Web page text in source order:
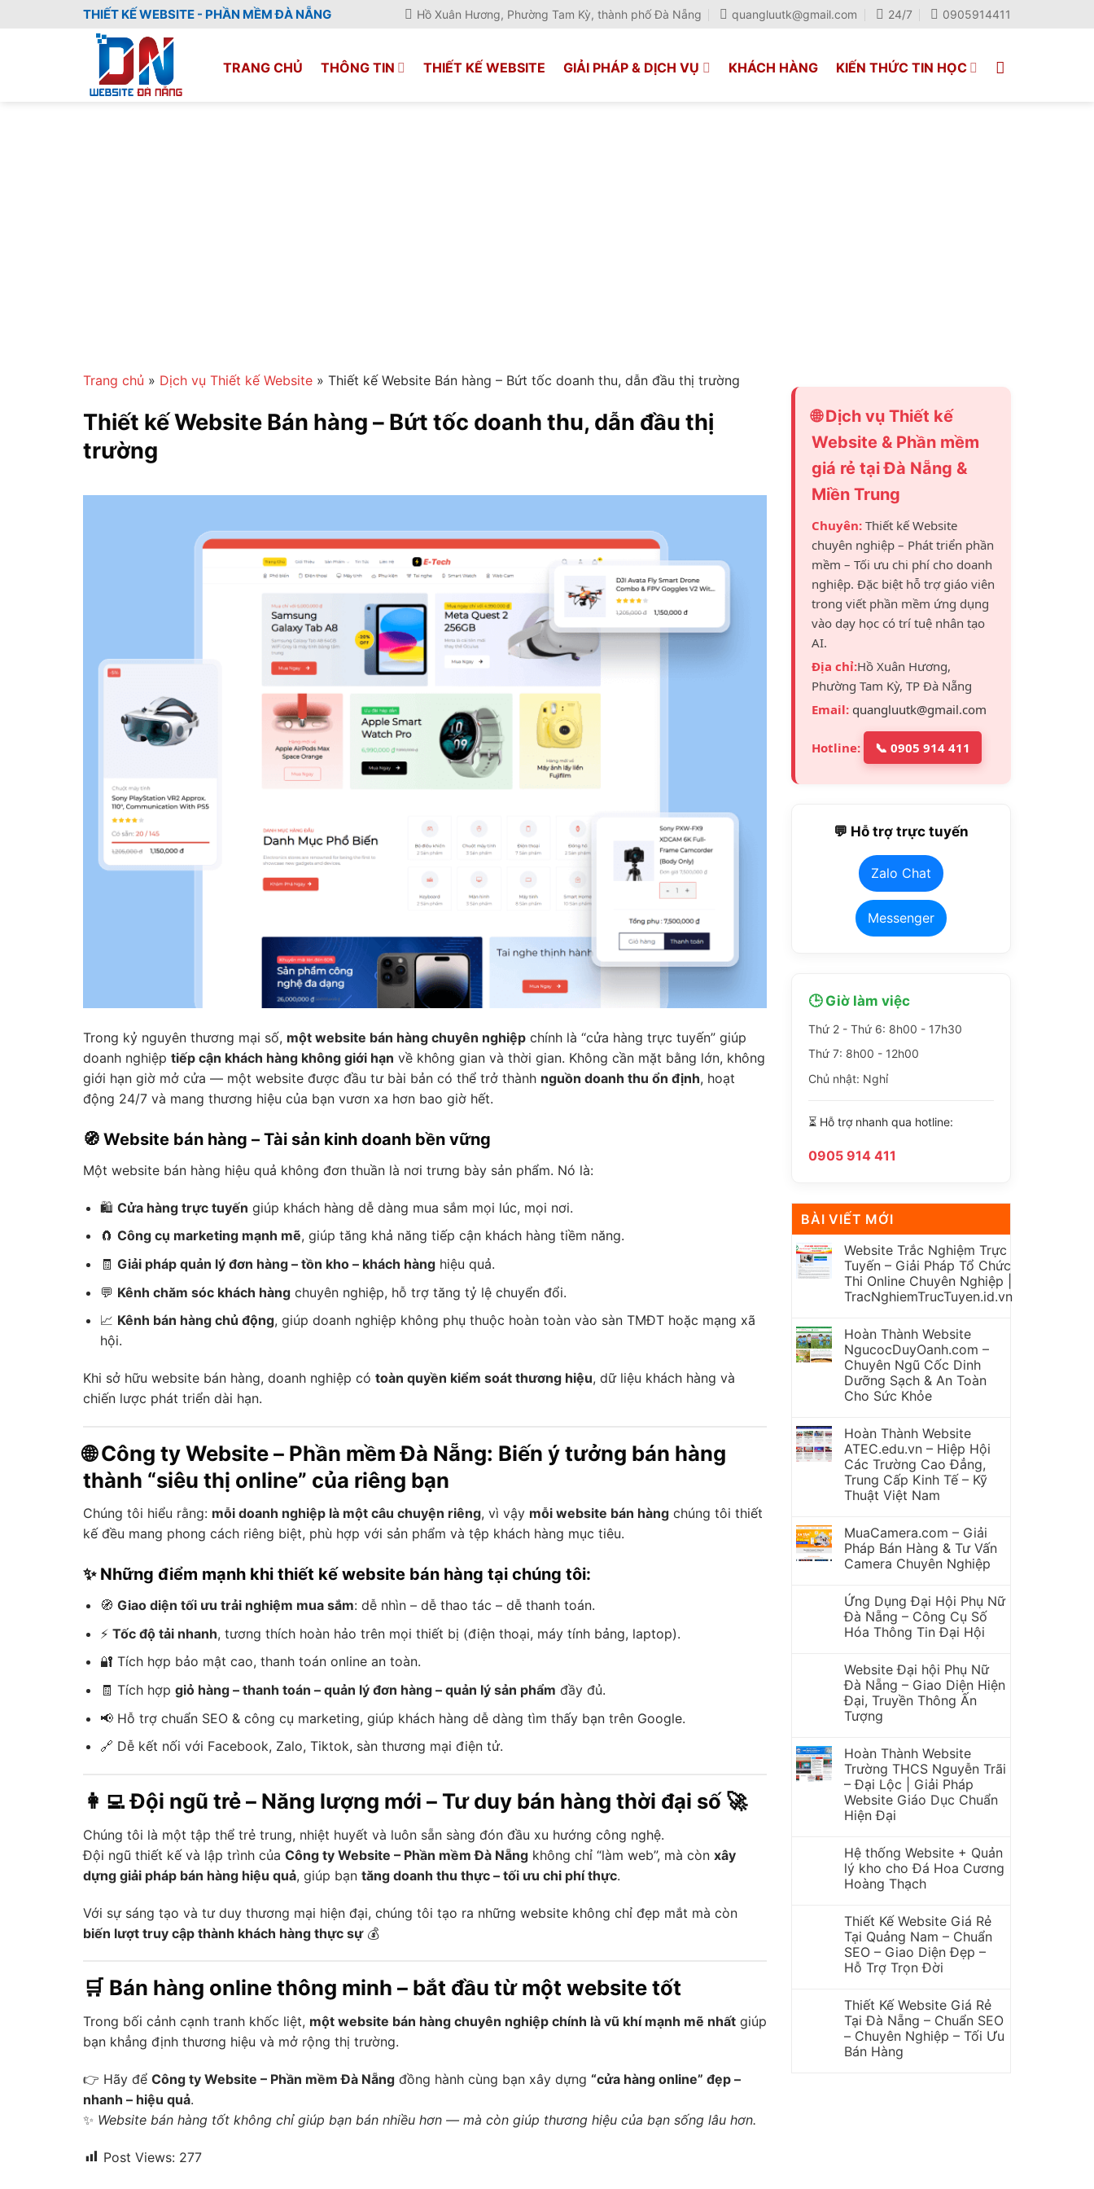
THIẾT KẾ WEBSITE - PHẦN MỀM ĐÀ NẴNG Hồ Xuân Hương, Phường Tam Kỳ, thành phố Đà Nẵng quangluutk@gmail.com 24/7 0905914411
TRANG CHỦ THÔNG TIN THIẾT KẾ WEBSITE GIẢI PHÁP & DỊCH VỤ KHÁCH HÀNG KIẾN THỨC TIN HỌC
Trang chủ » Dịch vụ Thiết kế Website » Thiết kế Website Bán hàng – Bứt tốc doanh thu, dẫn đầu thị trường
Thiết kế Website Bán hàng – Bứt tốc doanh thu, dẫn đầu thị
trường
Trong kỷ nguyên thương mại số, một website bán hàng chuyên nghiệp chính là “cửa hàng trực tuyến” giúp
doanh nghiệp tiếp cận khách hàng không giới hạn về không gian và thời gian. Không cần mặt bằng lớn, không
giới hạn giờ mở cửa — một website được đầu tư bài bản có thể trở thành nguồn doanh thu ổn định, hoạt
động 24/7 và mang thương hiệu của bạn vươn xa hơn bao giờ hết.
🧭 Website bán hàng – Tài sản kinh doanh bền vững
Một website bán hàng hiệu quả không đơn thuần là nơi trưng bày sản phẩm. Nó là:
🛍 Cửa hàng trực tuyến giúp khách hàng dễ dàng mua sắm mọi lúc, mọi nơi.
🧲 Công cụ marketing mạnh mẽ, giúp tăng khả năng tiếp cận khách hàng tiềm năng.
🧾 Giải pháp quản lý đơn hàng – tồn kho – khách hànghiệu quả.
💬 Kênh chăm sóc khách hàngchuyên nghiệp, hỗ trợ tăng tỷ lệ chuyển đổi.
📈 Kênh bán hàng chủ động, giúp doanh nghiệp không phụ thuộc hoàn toàn vào sàn TMĐT hoặc mạng xã
hội.
Khi sở hữu website bán hàng, doanh nghiệp có toàn quyền kiểm soát thương hiệu, dữ liệu khách hàng và
chiến lược phát triển dài hạn.
🌐 Công ty Website – Phần mềm Đà Nẵng: Biến ý tưởng bán hàng
thành “siêu thị online” của riêng bạn
Chúng tôi hiểu rằng: mỗi doanh nghiệp là một câu chuyện riêng, vì vậy mỗi website bán hàng chúng tôi thiết
kế đều mang phong cách riêng biệt, phù hợp với sản phẩm và tệp khách hàng mục tiêu.
✨ Những điểm mạnh khi thiết kế website bán hàng tại chúng tôi:
🧭 Giao diện tối ưu trải nghiệm mua sắm: dễ nhìn – dễ thao tác – dễ thanh toán.
⚡ Tốc độ tải nhanh, tương thích hoàn hảo trên mọi thiết bị (điện thoại, máy tính bảng, laptop).
🔐 Tích hợp bảo mật cao, thanh toán online an toàn.
🧾 Tích hợp giỏ hàng – thanh toán – quản lý đơn hàng – quản lý sản phẩm đầy đủ.
📢 Hỗ trợ chuẩn SEO & công cụ marketing, giúp khách hàng dễ dàng tìm thấy bạn trên Google.
🔗 Dễ kết nối với Facebook, Zalo, Tiktok, sàn thương mại điện tử.
👩‍💻 Đội ngũ trẻ – Năng lượng mới – Tư duy bán hàng thời đại số 🚀
Chúng tôi là một tập thể trẻ trung, nhiệt huyết và luôn sẵn sàng đón đầu xu hướng công nghệ.
Đội ngũ thiết kế và lập trình của Công ty Website – Phần mềm Đà Nẵng không chỉ “làm web”, mà còn xây
dựng giải pháp bán hàng hiệu quả, giúp bạn tăng doanh thu thực – tối ưu chi phí thực.
Với sự sáng tạo và tư duy thương mại hiện đại, chúng tôi tạo ra những website không chỉ đẹp mắt mà còn
biến lượt truy cập thành khách hàng thực sự💰
🛒 Bán hàng online thông minh – bắt đầu từ một website tốt
Trong bối cảnh cạnh tranh khốc liệt, một website bán hàng chuyên nghiệp chính là vũ khí mạnh mẽ nhất giúp
bạn khẳng định thương hiệu và mở rộng thị trường.
👉 Hãy để Công ty Website – Phần mềm Đà Nẵng đồng hành cùng bạn xây dựng “cửa hàng online” đẹp –
nhanh – hiệu quả.
✨ Website bán hàng tốt không chỉ giúp bạn bán nhiều hơn — mà còn giúp thương hiệu của bạn sống lâu hơn.
Post Views: 277
🌐 Dịch vụ Thiết kế
Website & Phần mềm
giá rẻ tại Đà Nẵng &
Miền Trung
Chuyên: Thiết kế Website
chuyên nghiệp – Phát triển phần
mềm – Tối ưu chi phí cho doanh
nghiệp. Đặc biệt hỗ trợ giáo viên
trong viết phần mềm ứng dụng
vào dạy học có trí tuệ nhân tạo
AI.
Địa chỉ:Hồ Xuân Hương,
Phường Tam Kỳ, TP Đà Nẵng
Email: quangluutk@gmail.com
Hotline: 📞 0905 914 411
💬 Hỗ trợ trực tuyến
Zalo Chat
Messenger
🕒 Giờ làm việc
Thứ 2 - Thứ 6: 8h00 - 17h30
Thứ 7: 8h00 - 12h00
Chủ nhật: Nghỉ
⏳ Hỗ trợ nhanh qua hotline:
0905 914 411
BÀI VIẾT MỚI
Website Trắc Nghiệm Trực
Tuyến – Giải Pháp Tổ Chức
Thi Online Chuyên Nghiệp |
TracNghiemTrucTuyen.id.vn
Hoàn Thành Website
NgucocDuyOanh.com –
Chuyên Ngũ Cốc Dinh
Dưỡng Sạch & An Toàn
Cho Sức Khỏe
Hoàn Thành Website
ATEC.edu.vn – Hiệp Hội
Các Trường Cao Đẳng,
Trung Cấp Kinh Tế – Kỹ
Thuật Việt Nam
MuaCamera.com – Giải
Pháp Bán Hàng & Tư Vấn
Camera Chuyên Nghiệp
Ứng Dụng Đại Hội Phụ Nữ
Đà Nẵng – Công Cụ Số
Hóa Thông Tin Đại Hội
Website Đại hội Phụ Nữ
Đà Nẵng – Giao Diện Hiện
Đại, Truyền Thông Ấn
Tượng
Hoàn Thành Website
Trường THCS Nguyễn Trãi
– Đại Lộc | Giải Pháp
Website Giáo Dục Chuẩn
Hiện Đại
Hệ thống Website + Quản
lý kho cho Đá Hoa Cương
Hoàng Thạch
Thiết Kế Website Giá Rẻ
Tại Quảng Nam – Chuẩn
SEO – Giao Diện Đẹp –
Hỗ Trợ Trọn Đời
Thiết Kế Website Giá Rẻ
Tại Đà Nẵng – Chuẩn SEO
– Chuyên Nghiệp – Tối Ưu
Bán Hàng